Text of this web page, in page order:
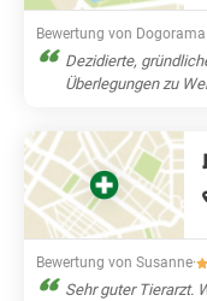
Bewertung von
Dezidierte,
Überlegungen zu
Bewertung von Susanne·
Sehr guter Tierarzt.